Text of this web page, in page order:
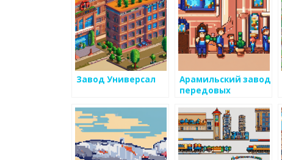
Завод Универсал
Арамильский завод
передовых